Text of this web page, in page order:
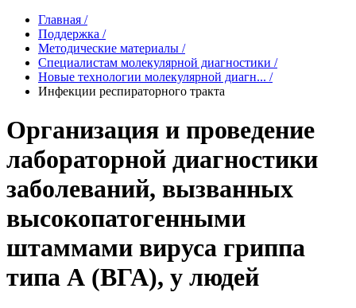
Главная /
Поддержка /
Методические материалы /
Специалистам молекулярной диагностики /
Новые технологии молекулярной диагн... /
Инфекции респираторного тракта
Организация и проведение
лабораторной диагностики
заболеваний, вызванных
высокопатогенными
штаммами вируса гриппа
типа А (ВГА), у людей